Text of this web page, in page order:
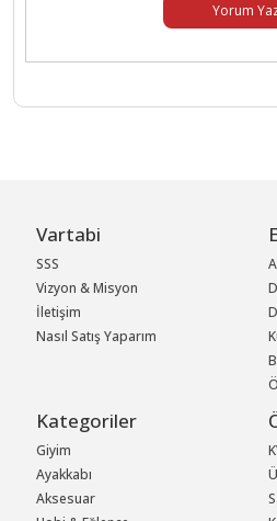
Yorum
Vartabi
SSS
Vizyon & Misyon
İletişim
Nasıl Satış Yaparım
Kategoriler
Giyim
Ayakkabı
Aksesuar